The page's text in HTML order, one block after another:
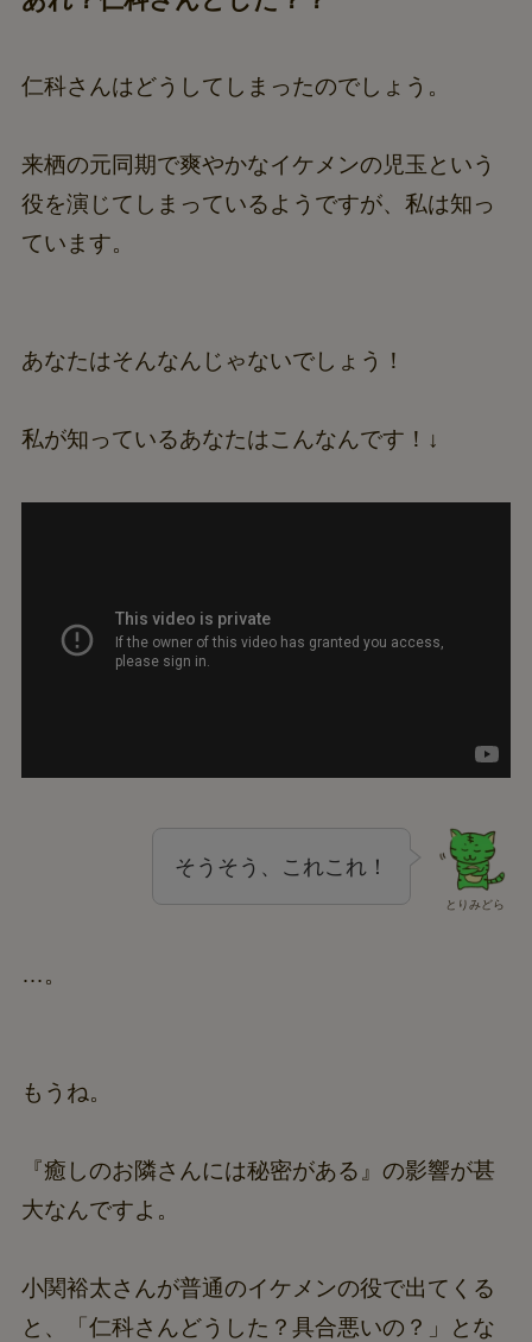
仁科さんはどうしてしまったのでしょう。
来栖の元同期で爽やかなイケメンの児玉という
役を演じてしまっているようですが、私は知っ
ています。
あなたはそんなんじゃないでしょう！
私が知っているあなたはこんなんです！↓
とりみどら
そうそう、これこれ！
…。
もうね。
『癒しのお隣さんには秘密がある』の影響が甚
大なんですよ。
小関裕太さんが普通のイケメンの役で出てくる
と、「仁科さんどうした？具合悪いの？」とな